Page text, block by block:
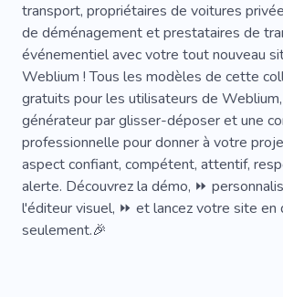
Chauffeurs Professionnels
Machine
Pneus
Volkswagen
Transmission
Système De
Montage De Pneus
Rapide
Location
Réparation
Des Pièces De Rechange
Réparation De Téléphone
transport, propriétaires de voitures
de déménagement et prestataires de
événementiel avec votre tout nouveau
Weblium ! Tous les modèles de cette
gratuits pour les utilisateurs de Weblium,
générateur par glisser-déposer et une
professionnelle pour donner à votre
aspect confiant, compétent, attentif,
alerte. Découvrez la démo, ⏩
l'éditeur visuel, ⏩ et lancez votre site en
seulement.🎉